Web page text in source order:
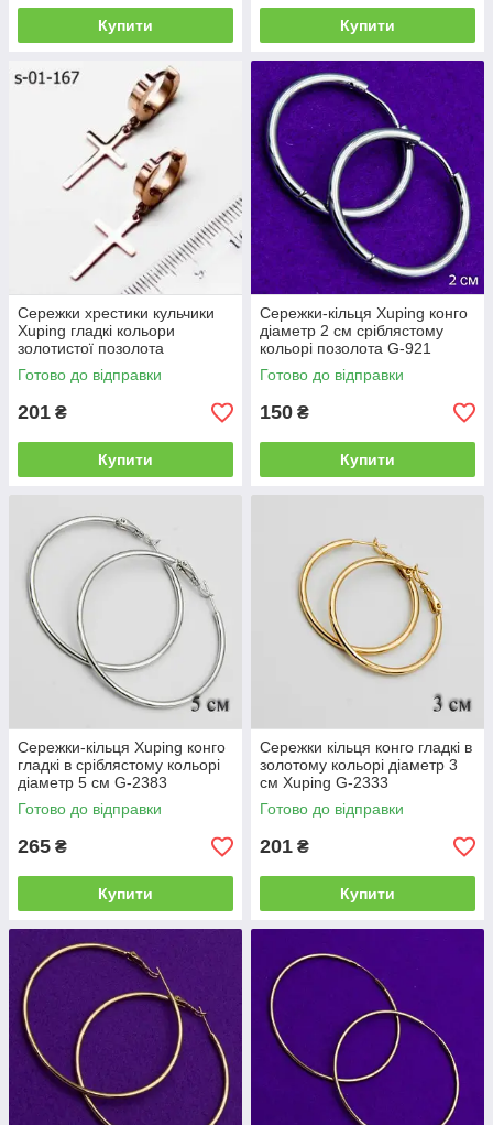
Купити Купити
Сережки хрестики кульчики
Xuping гладкі кольори
золотистої позолота
ювелірна біжутерія BJ-01-167
Готово до відправки
201 ₴
Купити
Сережки-кільця Xuping конго
діаметр 2 см сріблястому
кольорі позолота G-921
Готово до відправки
150 ₴
Купити
Сережки-кільця Xuping конго
гладкі в сріблястому кольорі
діаметр 5 см G-2383
Готово до відправки
265 ₴
Купити
Сережки кільця конго гладкі в
золотому кольорі діаметр 3
см Xuping G-2333
Готово до відправки
201 ₴
Купити